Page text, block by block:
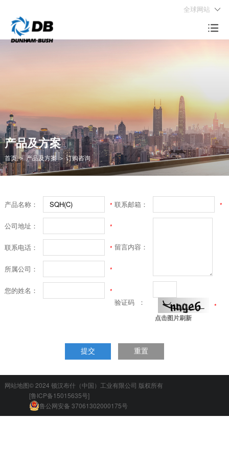
全球网站

产品及方案
中央空调
轻商产品
系统解决方案
智慧控制
服务中心
服务范围
品牌探索
公司概况
全球布局
职业生涯
人才理念
联系我们
全球布局
产品及方案
首页＞产品及方案 ＞订购咨询
产品名称： *
公司地址： *
联系电话： *
所属公司： *
您的姓名： *
联系邮箱： *
留言内容：
验证码 ： *
点击图片刷新
提交 重置
网站地图© 2024 顿汉布什（中国）工业有限公司 版权所有
[鲁ICP备15015635号]
鲁公网安备 37061302000175号